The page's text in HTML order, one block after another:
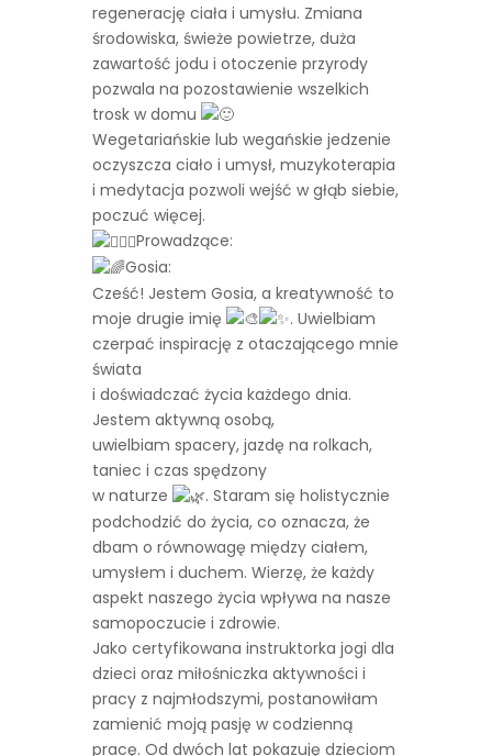
regenerację ciała i umysłu. Zmiana
środowiska, świeże powietrze, duża
zawartość jodu i otoczenie przyrody
pozwala na pozostawienie wszelkich
trosk w domu
Wegetariańskie lub wegańskie jedzenie
oczyszcza ciało i umysł, muzykoterapia
i medytacja pozwoli wejść w głąb siebie,
poczuć więcej.
Prowadzące:
Gosia:
Cześć! Jestem Gosia, a kreatywność to
moje drugie imię
. Uwielbiam
czerpać inspirację z otaczającego mnie
świata
i doświadczać życia każdego dnia.
Jestem aktywną osobą,
uwielbiam spacery, jazdę na rolkach,
taniec i czas spędzony
w naturze
. Staram się holistycznie
podchodzić do życia, co oznacza, że
dbam o równowagę między ciałem,
umysłem i duchem. Wierzę, że każdy
aspekt naszego życia wpływa na nasze
samopoczucie i zdrowie.
Jako certyfikowana instruktorka jogi dla
dzieci oraz miłośniczka aktywności i
pracy z najmłodszymi, postanowiłam
zamienić moją pasję w codzienną
pracę. Od dwóch lat pokazuję dzieciom